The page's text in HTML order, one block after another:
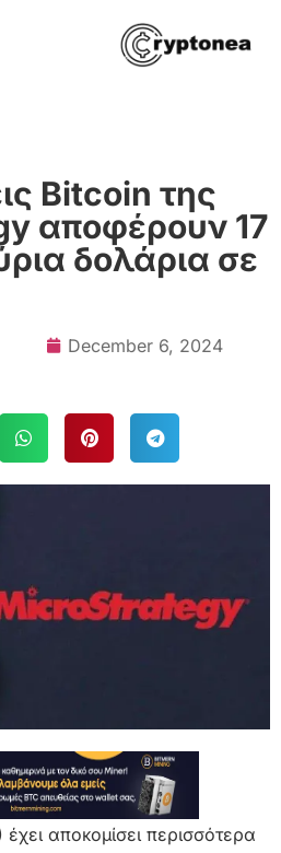
Bitcoin της
αποφέρουν 17
δολάρια σε
December 6, 2024
αποκομίσει περισσότερα